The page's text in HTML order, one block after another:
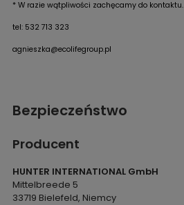
* W razie wątpliwości zachęcamy do kontaktu.
tel: 532 713 323
agnieszka@ecolifegroup.pl
Bezpieczeństwo
Producent
HUNTER INTERNATIONAL GmbH
Mittelbreede 5
33719 Bielefeld, Niemcy